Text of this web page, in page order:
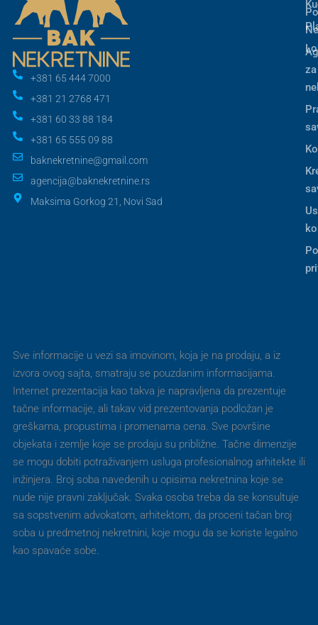
+381 65 444 7000
+381 21 2768 471
+381 60 33 88 184
+381 65 555 09 88
baknekretnine@gmail.com
agencija@baknekretnine.rs
Maksima Gorkog 21, Novi Sad
za
Sve informacije u vezi sa imovinom, koja je na prodaju, a iz
izvora ovog sajta, smatraju se pouzdanim informacijama.
Internet prezentacija kao takva je napravljena da prezentuje
tačne informacije, ali takav vid prezentovanja podložan je
greškama, propustima i promenama cena. Sve površine
objekata i zemlje koje se prodaju su približne. Tačne dimenzije
se mogu dobiti potraživanjem usluga profesionalnog arhitekte ili
inžinjera. Broj soba navedenih u opisima nekretnina koje se
nude nije pravni zaključak. Svaka osoba treba da se konsultuje
sa sopstvenim advokatom, arhitektom, da proceni tačan broj
soba u predmetnoj nekretnini, koje mogu da se koriste legalno
kao spavaće sobe.